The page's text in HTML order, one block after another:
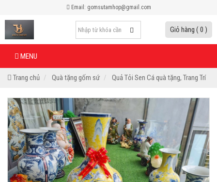
Email: gomsutamhop@gmail.com
Giỏ hàng ( 0 )
MENU
Trang chủ Quà tặng gốm sứ Quả Tỏi Sen Cá quà tặng, Trang Trí